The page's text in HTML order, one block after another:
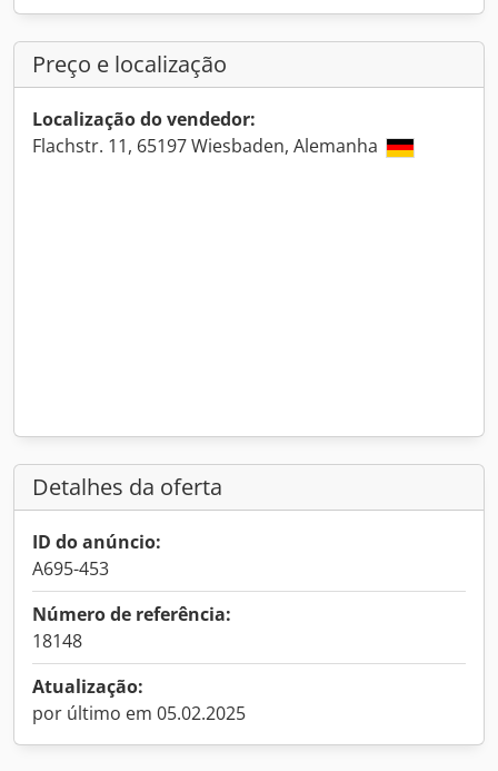
Preço e localização
Localização do vendedor:
Flachstr. 11, 65197 Wiesbaden, Alemanha
Detalhes da oferta
ID do anúncio:
A695-453
Número de referência:
18148
Atualização:
por último em 05.02.2025